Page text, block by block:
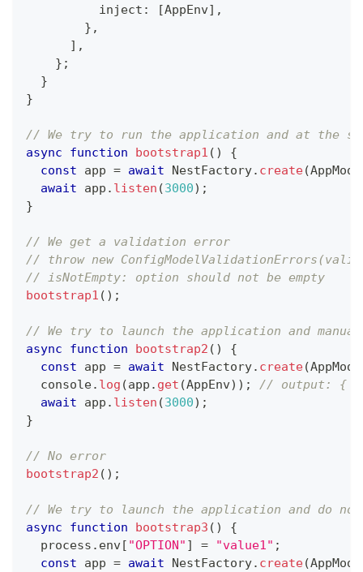
          inject
: [AppEnv] ,
} ,
] ,
} ;
}
}
// We try to run the application and at the
async
function bootstrap1 ( )
{
const app = await NestFactory. create(
await app . listen (3000) ;
}
// We get a validation error
// throw new
// isNotEmpty: option should not be empty
bootstrap1 ( ) ;
// We try to launch the application and
async
function bootstrap2 ( )
{
const app = await NestFactory. create(
console. log (app . get (AppEnv) ) ;
// output: {
await app . listen (3000) ;
}
// No error
bootstrap2 ( ) ;
// We try to launch the application and do
async
function bootstrap3 ( )
{
  process
. env[ "OPTION" ] = "value1" ;
const app = await NestFactory. create(